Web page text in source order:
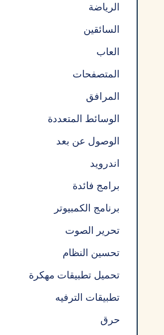
الرياضة
السائقين
العاب
المتصفحات
المرافق
الوسائط المتعددة
الوصول عن بعد
اندرويد
برامج فائدة
برنامج الكمبيوتر
تحرير الصوت
تحسين النظام
تحميل تطبيقات مهكرة
تطبيقات الترفيه
حرق